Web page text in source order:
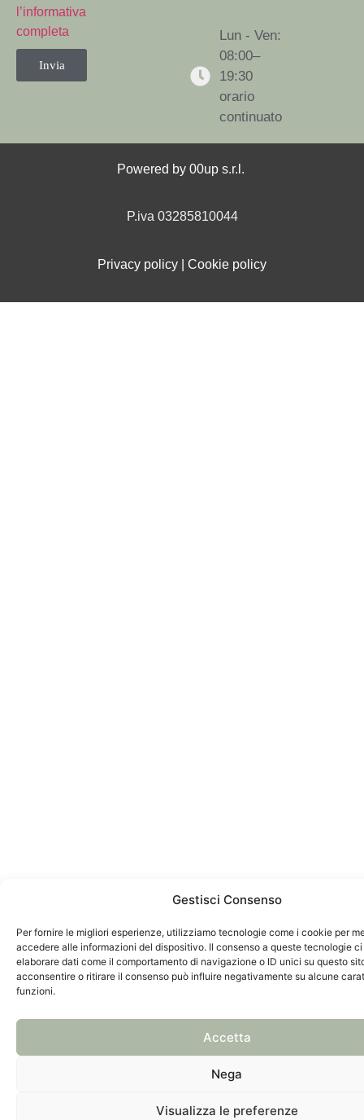
Gestisci Consenso
Per fornire le migliori esperienze, utilizziamo tecnologie come i cookie per
accedere alle informazioni del dispositivo. Il consenso a queste tecnologie
elaborare dati come il comportamento di navigazione o ID unici su questo
acconsentire o ritirare il consenso può influire negativamente su alcune
funzioni.
Accetta
Nega
Visualizza le preferenze
l’informativa
completa
Invia
Lun - Ven:
08:00–
19:30
orario
continuato
Powered by 00up s.r.l.
P.iva 03285810044
Privacy policy Cookie policy